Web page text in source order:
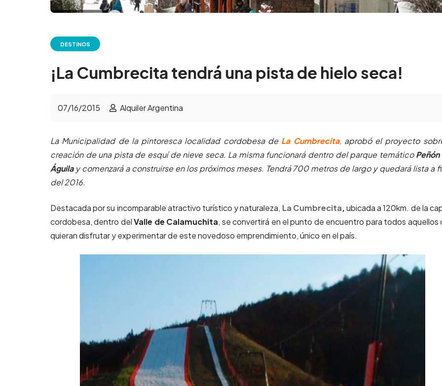
DESTINOS
¡La Cumbrecita tendrá una pista de hielo seca!
07/16/2015 Alquiler Argentina
La Municipalidad de la pintoresca localidad cordobesa de La Cumbrecita,aprobó el proyecto
creación de una pista de esquí de nieve seca. La misma funcionará dentro del parque temático
Águilay comenzará a construirse en los próximos meses. Tendrá 700 metros de largo y quedará lista a
del 2016.
Destacada por su incomparable atractivo turístico y naturaleza, La Cumbrecita,ubicada a 120km. de la
cordobesa, dentro delValle de Calamuchita, se convertirá en el punto de encuentro para todos aquellos
quieran disfrutar y experimentar de este novedoso emprendimiento, único en el país.